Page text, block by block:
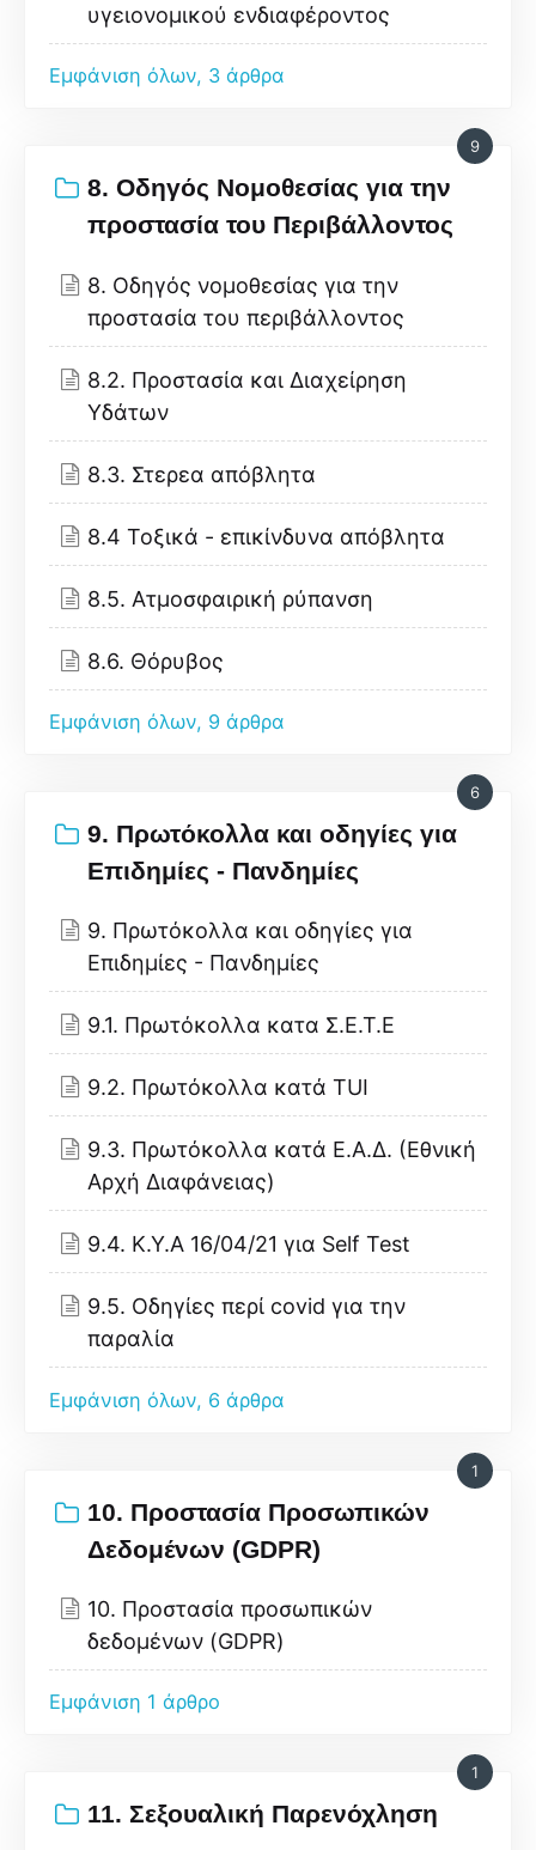
υγειονομικού ενδιαφέροντος
Εμφάνιση όλων, 3 άρθρα
8. Οδηγός Νομοθεσίας για την
προστασία του Περιβάλλοντος
9
8. Οδηγός νομοθεσίας για την
προστασία του περιβάλλοντος
8.2. Προστασία και Διαχείρηση
Υδάτων
8.3. Στερεα απόβλητα
8.4 Τοξικά - επικίνδυνα απόβλητα
8.5. Ατμοσφαιρική ρύπανση
8.6. Θόρυβος
Εμφάνιση όλων, 9 άρθρα
9. Πρωτόκολλα και οδηγίες για
Επιδημίες - Πανδημίες
6
9. Πρωτόκολλα και οδηγίες για
Επιδημίες - Πανδημίες
9.1. Πρωτόκολλα κατα Σ.Ε.Τ.Ε
9.2. Πρωτόκολλα κατά TUI
9.3. Πρωτόκολλα κατά Ε.Α.Δ. (Εθνική
Αρχή Διαφάνειας)
9.4. Κ.Υ.Α 16/04/21 για Self Test
9.5. Οδηγίες περί covid για την
παραλία
Εμφάνιση όλων, 6 άρθρα
10. Προστασία Προσωπικών
Δεδομένων (GDPR)
1
10. Προστασία προσωπικών
δεδομένων (GDPR)
Εμφάνιση 1 άρθρο
11. Σεξουαλική Παρενόχληση
1